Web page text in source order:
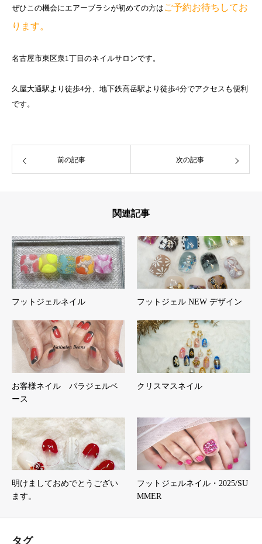
ぜひこの機会にエアーブラシが初めての方は ご予約お待ちしてお
ります。
名古屋市東区泉1丁目のネイルサロンです。
久屋大通駅より徒歩4分、地下鉄高岳駅より徒歩4分でアクセスも便利
です。
前の記事 次の記事
関連記事
フットジェルネイル フットジェル NEW デザイン
お客様ネイル パラジェルベ
ース
クリスマスネイル
明けましておめでとうござい
ます。
フットジェルネイル・2025/SU
MMER
タグ